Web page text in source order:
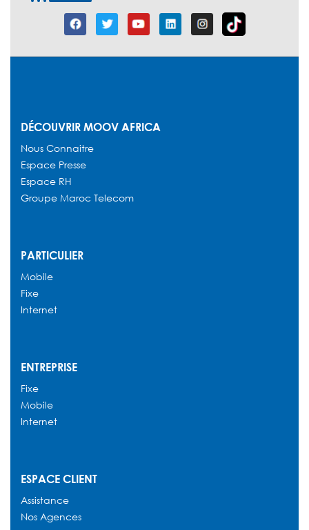
DÉCOUVRIR MOOV AFRICA
Nous Connaitre
Espace Presse
Espace RH
Groupe Maroc Telecom
PARTICULIER
Mobile
Fixe
Internet
ENTREPRISE
Fixe
Mobile
Internet
ESPACE CLIENT
Assistance
Nos Agences